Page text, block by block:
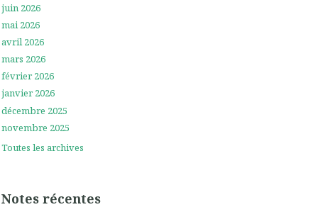
juin 2026
mai 2026
avril 2026
mars 2026
février 2026
janvier 2026
décembre 2025
novembre 2025
Toutes les archives
Notes récentes